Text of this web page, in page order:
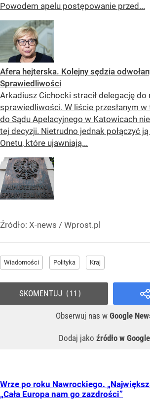
Powodem apelu postępowanie przed...
Afera hejterska. Kolejny sędzia
Sprawiedliwości
Arkadiusz Cichocki stracił delegację do
sprawiedliwości. W liście przesłanym
do Sądu Apelacyjnego w Katowicach
tej decyzji. Nietrudno jednak połączyć ją
Onetu, które ujawniają...
Źródło: X-news / Wprost.pl
Wiadomości Polityka Kraj
Obserwuj nas w Google
Dodaj jako źródło w Google
SKOMENTUJ 11
Wrze po roku Nawrockiego.
„Cała Europa nam go zazdrości”